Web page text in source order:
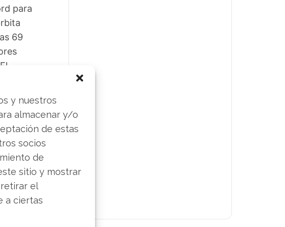
y nuestros
almacenar y/o
de estas
socios
de
sitio y mostrar
el
a ciertas
para
69
entre